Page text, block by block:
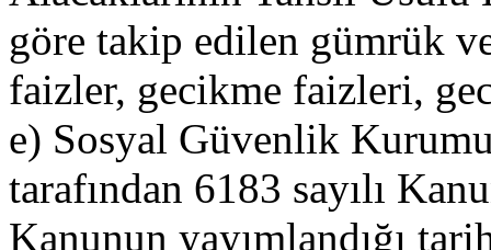
göre takip edilen gümrük
faizler, gecikme faizleri,
e) Sosyal Güvenlik
tarafından 6183 sayılı
Kanunun yayımlandığı